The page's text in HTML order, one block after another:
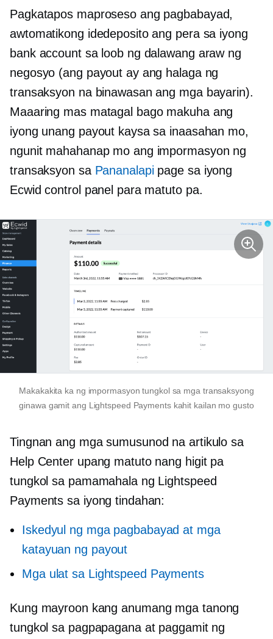
Pagkatapos maproseso ang pagbabayad,
awtomatikong idedeposito ang pera sa iyong
bank account sa loob ng dalawang araw ng
negosyo (ang payout ay ang halaga ng
transaksyon na binawasan ang mga bayarin).
Maaaring mas matagal bago makuha ang
iyong unang payout kaysa sa inaasahan mo,
ngunit mahahanap mo ang impormasyon ng
transaksyon sa Pananalapipage sa iyong
Ecwid control panel para matuto pa.
Makakakita ka ng impormasyon tungkol sa mga transaksyong
ginawa gamit ang Lightspeed Payments kahit kailan mo gusto
Tingnan ang mga sumusunod na artikulo sa
Help Center upang matuto nang higit pa
tungkol sa pamamahala ng Lightspeed
Payments sa iyong tindahan:
Iskedyul ng mga pagbabayad at mga
katayuan ng payout
Mga ulat sa Lightspeed Payments
Kung mayroon kang anumang mga tanong
tungkol sa pagpapagana at paggamit ng